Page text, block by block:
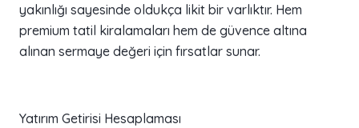
yakınlığı sayesinde oldukça likit bir varlıktır. Hem
premium tatil kiralamaları hem de güvence altına
alınan sermaye değeri için fırsatlar sunar.
Yatırım Getirisi Hesaplaması